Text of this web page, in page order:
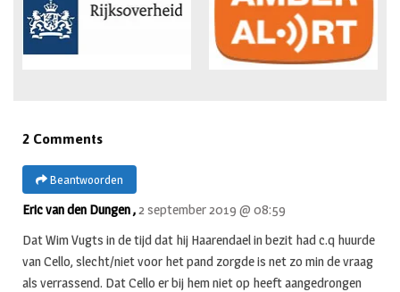
2 Comments
Beantwoorden
Eric van den Dungen ,2 september 2019 @ 08:59
Dat Wim Vugts in de tijd dat hij Haarendael in bezit had c.q huurde
van Cello, slecht/niet voor het pand zorgde is net zo min de vraag
als verrassend. Dat Cello er bij hem niet op heeft aangedrongen